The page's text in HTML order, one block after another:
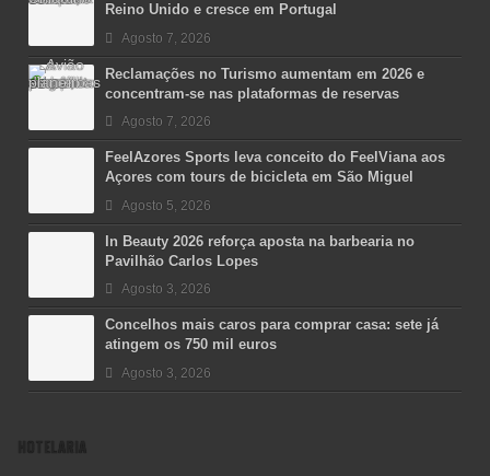
Reino Unido e cresce em Portugal
Agosto 7, 2026
Reclamações no Turismo aumentam em 2026 e
concentram-se nas plataformas de reservas
Agosto 7, 2026
FeelAzores Sports leva conceito do FeelViana aos
Açores com tours de bicicleta em São Miguel
Agosto 5, 2026
In Beauty 2026 reforça aposta na barbearia no
Pavilhão Carlos Lopes
Agosto 3, 2026
Concelhos mais caros para comprar casa: sete já
atingem os 750 mil euros
Agosto 3, 2026
HOTELARIA